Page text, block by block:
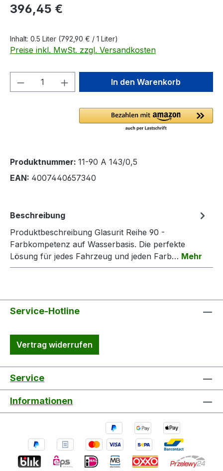
Regulärer Preis:
396,45 €
Inhalt: 0.5 Liter (792,90 € / 1 Liter)
Preise inkl. MwSt. zzgl. Versandkosten
Produkt Anzahl: Gib denIn den Warenkorb
Produktnummer: 11-90 A 143/0,5
EAN: 4007440657340
Beschreibung
Produktbeschreibung Glasurit Reihe 90 -
Farbkompetenz auf Wasserbasis. Die perfekte
Lösung für jedes Fahrzeug und jeden Farb… Mehr
Service-Hotline
Vertrag widerrufen
Service
Informationen